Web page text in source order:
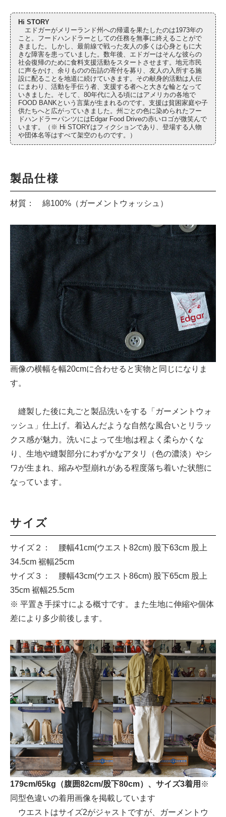
Hi STORY
エドガーがメリーランド州への帰還を果たしたのは1973年の
こと。フードハンドラーとしての任務を無事に終えることがで
きました。しかし、最前線で戦った友人の多くは心身ともに大
きな障害を患っていました。数年後、エドガーはそんな彼らの
社会復帰のために食料支援活動をスタートさせます。地元市民
に声をかけ、余りものの缶詰の寄付を募り、友人の入所する施
設に配ることを地道に続けていきます。その献身的活動は人伝
にまわり、活動を手伝う者、支援する者へと大きな輪となって
いきました。そして、80年代に入る頃にはアメリカの各地で
FOOD BANKという言葉が生まれるのです。支援は貧困家庭や子
供たちへと広がっていきました。州ごとの色に染められたフー
ドハンドラーパンツにはEdgar Food Driveの赤いロゴが微笑んで
います。（※ Hi STORYはフィクションであり、登場する人物
や団体名等はすべて架空のものです。）
製品仕様
材質： 綿100%（ガーメントウォッシュ）
画像の横幅を幅20cmに合わせると実物と同じになりま
す。
縫製した後に丸ごと製品洗いをする「ガーメントウォ
ッシュ」仕上げ。着込んだような自然な風合いとリラッ
クス感が魅力。洗いによって生地は程よく柔らかくな
り、生地や縫製部分にわずかなアタリ（色の濃淡）やシ
ワが生まれ、縮みや型崩れがある程度落ち着いた状態に
なっています。
サイズ
サイズ２： 腰幅41cm(ウエスト82cm) 股下63cm 股上
34.5cm 裾幅25cm
サイズ３： 腰幅43cm(ウエスト86cm) 股下65cm 股上
35cm 裾幅25.5cm
※ 平置き手採寸による概寸です。また生地に伸縮や個体
差により多少前後します。
179cm/65kg（腹囲82cm/股下80cm）、サイズ3着用 ※
同型色違いの着用画像を掲載しています
ウエストはサイズ2がジャストですが、ガーメントウ